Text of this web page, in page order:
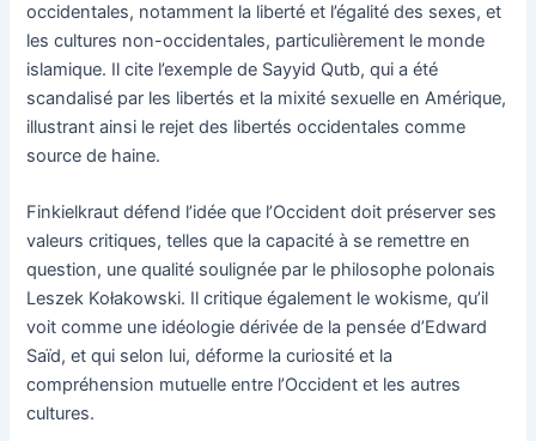
occidentales, notamment la liberté et l’égalité des sexes, et
les cultures non-occidentales, particulièrement le monde
islamique. Il cite l’exemple de Sayyid Qutb, qui a été
scandalisé par les libertés et la mixité sexuelle en Amérique,
illustrant ainsi le rejet des libertés occidentales comme
source de haine.
Finkielkraut défend l’idée que l’Occident doit préserver ses
valeurs critiques, telles que la capacité à se remettre en
question, une qualité soulignée par le philosophe polonais
Leszek Kołakowski. Il critique également le wokisme, qu’il
voit comme une idéologie dérivée de la pensée d’Edward
Saïd, et qui selon lui, déforme la curiosité et la
compréhension mutuelle entre l’Occident et les autres
cultures.